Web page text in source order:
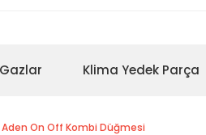
Klima Yedek Parça
On Off Kombi Düğmesi